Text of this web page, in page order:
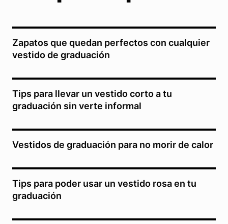
Zapatos que quedan perfectos con cualquier
vestido de graduación
Tips para llevar un vestido corto a tu
graduación sin verte informal
Vestidos de graduación para no morir de calor
Tips para poder usar un vestido rosa en tu
graduación